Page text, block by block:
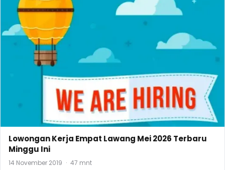
Lowongan Kerja Empat Lawang Mei 2026 Terbaru
Minggu Ini
14 November 2019 · 47 mnt